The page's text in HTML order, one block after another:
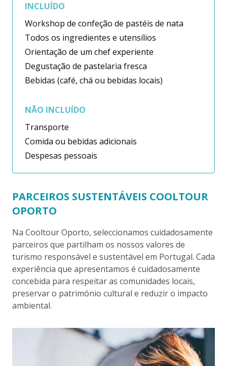
INCLUÍDO
Workshop de confeção de pastéis de nata
Todos os ingredientes e utensílios
Orientação de um chef experiente
Degustação de pastelaria fresca
Bebidas (café, chá ou bebidas locais)
NÃO INCLUÍDO
Transporte
Comida ou bebidas adicionais
Despesas pessoais
PARCEIROS SUSTENTÁVEIS COOLTOUR
OPORTO
Na Cooltour Oporto, seleccionamos cuidadosamente
parceiros que partilham os nossos valores de
turismo responsável e sustentável em Portugal. Cada
experiência que apresentamos é cuidadosamente
concebida para respeitar as comunidades locais,
preservar o património cultural e reduzir o impacto
ambiental.